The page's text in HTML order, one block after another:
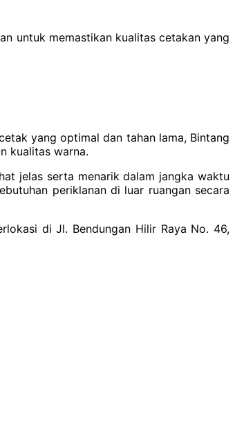
untuk memastikan kualitas cetakan yang
yang optimal dan tahan lama, Bintang
kualitas warna.
jelas serta menarik dalam jangka waktu
periklanan di luar ruangan secara
di Jl. Bendungan Hilir Raya No. 46,